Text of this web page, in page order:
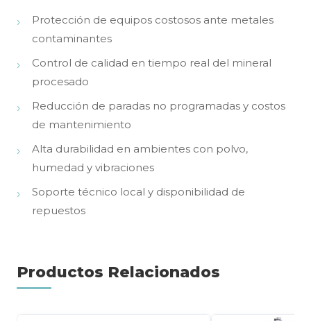
Protección de equipos costosos ante metales
contaminantes
Control de calidad en tiempo real del mineral
procesado
Reducción de paradas no programadas y costos
de mantenimiento
Alta durabilidad en ambientes con polvo,
humedad y vibraciones
Soporte técnico local y disponibilidad de
repuestos
Productos Relacionados